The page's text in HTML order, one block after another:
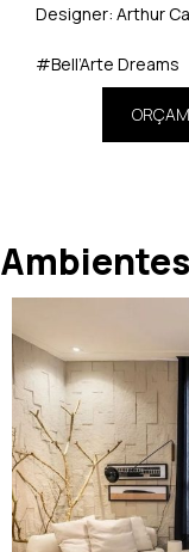
Designer: Arthur
#Bell’Arte Dreams